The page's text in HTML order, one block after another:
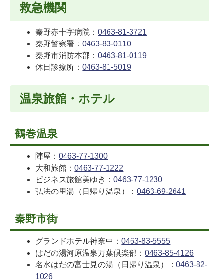
救急機関
秦野赤十字病院：0463-81-3721
秦野警察署：0463-83-0110
秦野市消防本部：0463-81-0119
休日診療所：0463-81-5019
温泉旅館・ホテル
鶴巻温泉
陣屋：0463-77-1300
大和旅館：0463-77-1222
ビジネス旅館美ゆき：0463-77-1230
弘法の里湯（日帰り温泉）：0463-69-2641
秦野市街
グランドホテル神奈中：0463-83-5555
はだの湯河原温泉万葉倶楽部：0463-85-4126
名水はだの富士見の湯（日帰り温泉）：0463-82-
1026